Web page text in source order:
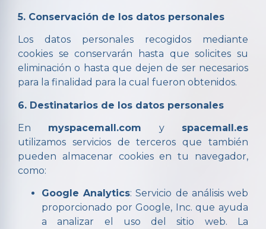
5. Conservación de los datos personales
Los datos personales recogidos mediante
cookies se conservarán hasta que solicites su
eliminación o hasta que dejen de ser necesarios
para la finalidad para la cual fueron obtenidos.
6. Destinatarios de los datos personales
En myspacemall.com y spacemall.es
utilizamos servicios de terceros que también
pueden almacenar cookies en tu navegador,
como:
Google Analytics: Servicio de análisis web
proporcionado por Google, Inc. que ayuda
a analizar el uso del sitio web. La